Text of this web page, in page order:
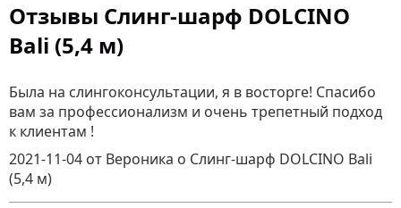
Отзывы Слинг-шарф DOLCINO
Bali (5,4 м)
Была на слингоконсультации, я в восторге! Спасибо
вам за профессионализм и очень трепетный подход
к клиентам !
2021-11-04 от Вероника о Слинг-шарф DOLCINO Bali
(5,4 м)